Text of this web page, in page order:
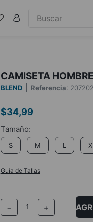
CAMISETA
BLEND Referencia:
$34,99
S M L
Guía de Tallas
＋
－